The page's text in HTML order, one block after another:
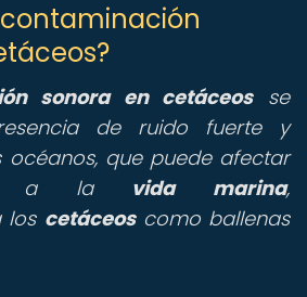
contaminación
sonora en cetáceosse
de ruido fuerte y
océanos, que puede afectar
a la vida marina,
los cetáceoscomo ballenas